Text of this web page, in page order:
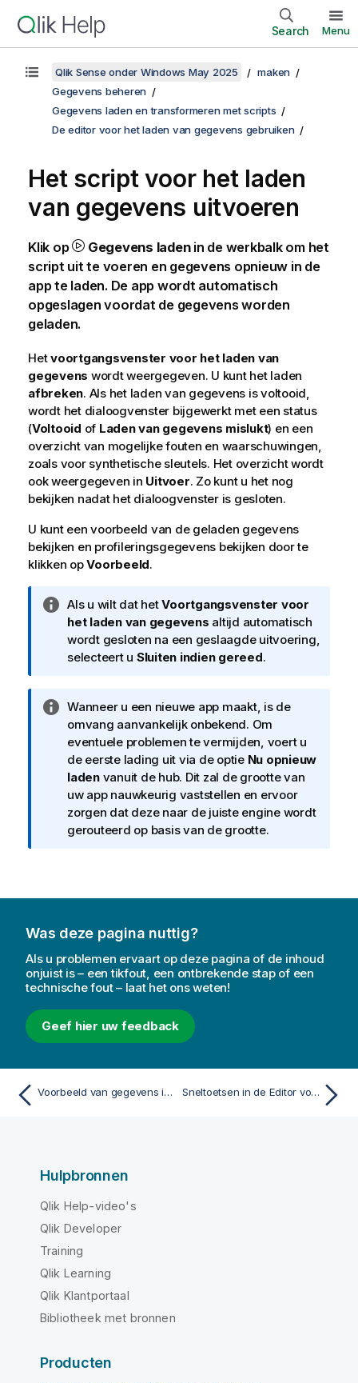
Search Menu
Qlik Sense onder Windows May 2025
maken
Gegevens beheren
Gegevens laden en transformeren met scripts
De editor voor het laden van gegevens gebruiken
Het script voor het laden
van gegevens uitvoeren
Klik op Gegevens ladenin de werkbalk om het
script uit te voeren en gegevens opnieuw in de
app te laden. De app wordt automatisch
opgeslagen voordat de gegevens worden
geladen.
Hetvoortgangsvenster voor het laden van
gegevens wordt weergegeven. U kunt het laden
afbreken. Als het laden van gegevens is voltooid,
wordt het dialoogvenster bijgewerkt met een status
(Voltooid of Laden van gegevens mislukt) en een
overzicht van mogelijke fouten en waarschuwingen,
zoals voor synthetische sleutels. Het overzicht wordt
ook weergegeven in Uitvoer. Zo kunt u het nog
bekijken nadat het dialoogvenster is gesloten.
U kunt een voorbeeld van de geladen gegevens
bekijken en profileringsgegevens bekijken door te
klikken opVoorbeeld.
I
n
f
o
a
t
i
e
Als u wilt dat hetVoortgangsvenster voor
het laden van gegevens altijd automatisch
wordt gesloten na een geslaagde uitvoering,
selecteert u Sluiten indien gereed.
I
n
f
o
r
m
a
t
Wanneer u een nieuwe app maakt, is de
omvang aanvankelijk onbekend. Om
eventuele problemen te vermijden, voert u
de eerste lading uit via de optie Nu opnieuw
ladenvanuit de hub. Dit zal de grootte van
uw app nauwkeurig vaststellen en ervoor
zorgen dat deze naar de juiste engine wordt
gerouteerd op basis van de grootte.
Was deze pagina nuttig?
Als u problemen ervaart op deze pagina of de inhoud
onjuist is – een tikfout, een ontbrekende stap of een
technische fout – laat het ons weten!
Geef hier uw feedback
Voorbeeld van gegevens in load-scripts bekijken Sneltoetsen in de Editor voor laden van gegevens
Hulpbronnen
Qlik Help-video's
Qlik Developer
Training
Qlik Learning
Qlik Klantportaal
Bibliotheek met bronnen
Producten